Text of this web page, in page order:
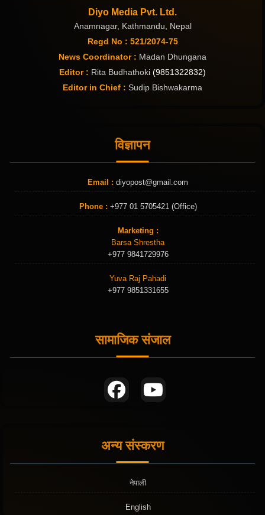
Diyo Media Pvt. Ltd.
Anamnagar, Kathmandu, Nepal
Regd No : 521/2074-75
News Coordinator : Madan Dhungana
Editor : Rita Budhathoki (9851322832)
Editor in Chief : Sudip Bishwakarma
विज्ञापन
Email : diyopost@gmail.com
Phone : +977 01 5705421 (Office)
Marketing :
Barsa Shrestha
+977 9841729976
Yuva Raj Pahadi
+977 9851331655
सामाजिक संजाल
अन्य संस्करण
नेपाली
English